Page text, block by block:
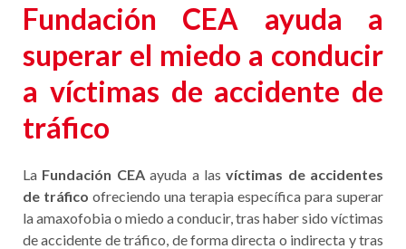
Fundación CEA ayuda a
superar el miedo a conducir
a víctimas de accidente de
tráfico
La Fundación CEAayuda a lasvíctimas de accidentes
de tráfico ofreciendo una terapia específica para superar
la amaxofobia o miedo a conducir, tras haber sido víctimas
de accidente de tráfico, de forma directa o indirecta y tras